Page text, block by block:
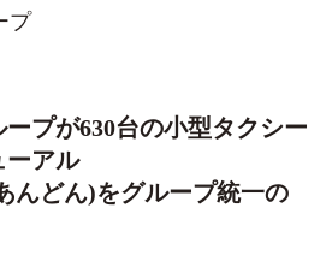
プ
プが630台の小型タクシー
ーアル
んどん)をグループ統一の